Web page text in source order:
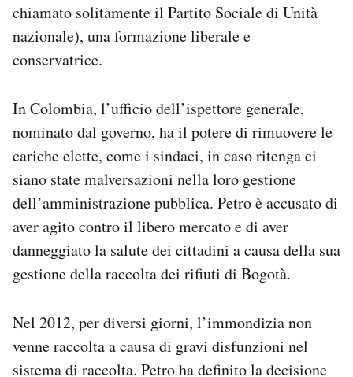
chiamato solitamente il Partito Sociale di Unità
nazionale), una formazione liberale e
conservatrice.
In Colombia, l’ufficio dell’ispettore generale,
nominato dal governo, ha il potere di rimuovere le
cariche elette, come i sindaci, in caso ritenga ci
siano state malversazioni nella loro gestione
dell’amministrazione pubblica. Petro è accusato di
aver agito contro il libero mercato e di aver
danneggiato la salute dei cittadini a causa della sua
gestione della raccolta dei rifiuti di Bogotà.
Nel 2012, per diversi giorni, l’immondizia non
venne raccolta a causa di gravi disfunzioni nel
sistema di raccolta. Petro ha definito la decisione